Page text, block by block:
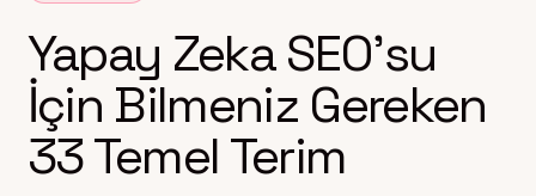
Yapay Zeka SEO’su
İçin Bilmeniz Gereken
33 Temel Terim